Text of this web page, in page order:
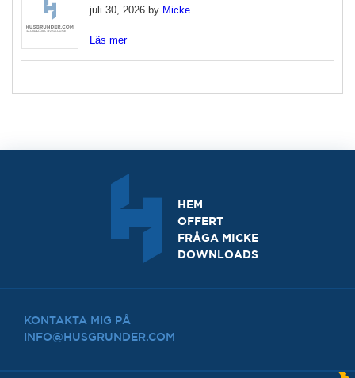
juli 30, 2026 by Micke
Läs mer
HEM
OFFERT
FRÅGA MICKE
DOWNLOADS
KONTAKTA MIG PÅ
INFO@HUSGRUNDER.COM